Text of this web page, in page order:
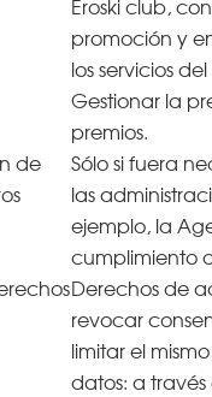
promoción y
los servicios
Gestionar la
premios.
de
Sólo si fuera
las
ejemplo, la
cumplimiento
Derechos de
revocar
limitar el
datos: a través